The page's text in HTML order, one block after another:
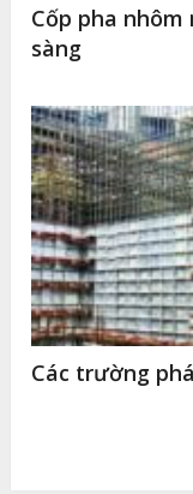
Cốp pha nhôm
sàng
Các trường